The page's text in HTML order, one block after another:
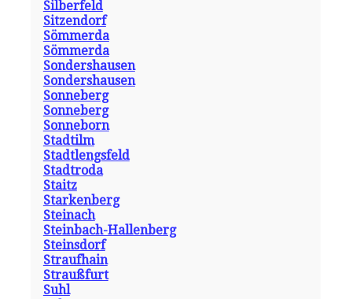
Silberfeld
Sitzendorf
Sömmerda
Sömmerda
Sondershausen
Sondershausen
Sonneberg
Sonneberg
Sonneborn
Stadtilm
Stadtlengsfeld
Stadtroda
Staitz
Starkenberg
Steinach
Steinbach-Hallenberg
Steinsdorf
Straufhain
Straußfurt
Suhl